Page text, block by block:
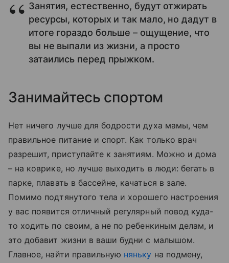
Занятия, естественно, будут отжирать
ресурсы, которых и так мало, но дадут в
итоге гораздо больше – ощущение, что
вы не выпали из жизни, а просто
затаились перед прыжком.
Занимайтесь спортом
Нет ничего лучше для бодрости духа мамы, чем
правильное питание и спорт. Как только врач
разрешит, приступайте к занятиям. Можно и дома
– на коврике, но лучше выходить в люди: бегать в
парке, плавать в бассейне, качаться в зале.
Помимо подтянутого тела и хорошего настроения
у вас появится отличный регулярный повод куда-
то ходить по своим, а не по ребенкиным делам, и
это добавит жизни в ваши будни с малышом.
Главное, найти правильную няньку на подмену,